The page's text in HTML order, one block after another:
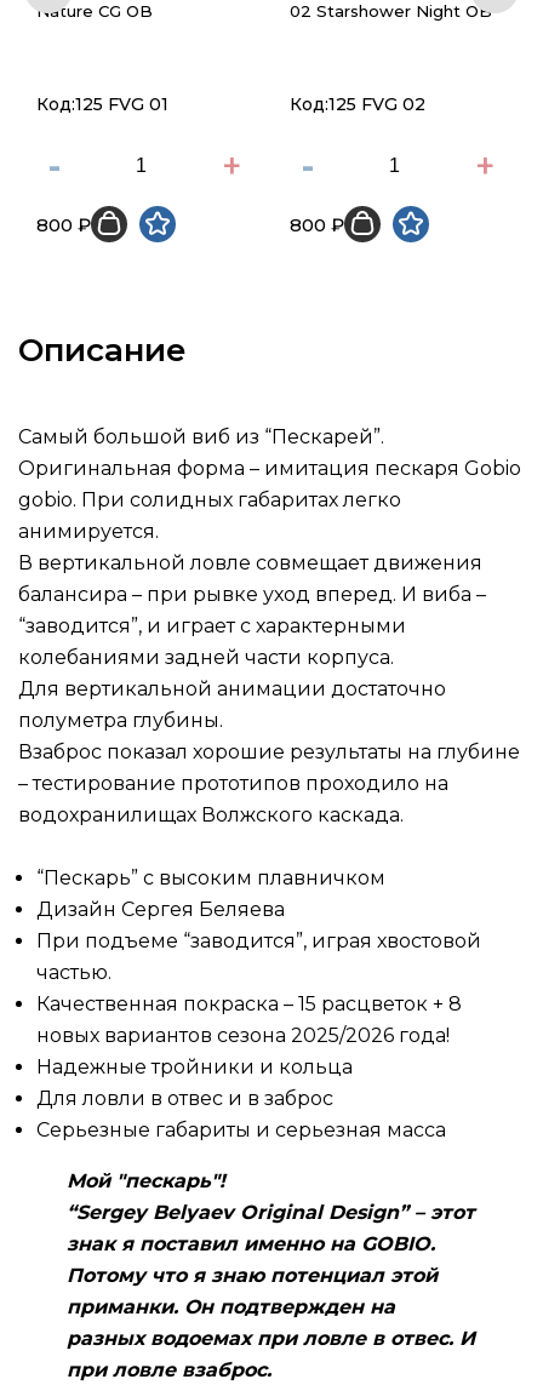
Nature CG OB
Код:125 FVG 01
- +
800 ₽
02 Starshower Night OB
Код:125 FVG 02
- +
800 ₽
Описание
Самый большой виб из “Пескарей”.
Оригинальная форма – имитация пескаря Gobio
gobio. При солидных габаритах легко
анимируется.
В вертикальной ловле совмещает движения
балансира – при рывке уход вперед. И виба –
“заводится”, и играет с характерными
колебаниями задней части корпуса.
Для вертикальной анимации достаточно
полуметра глубины.
Взаброс показал хорошие результаты на глубине
– тестирование прототипов проходило на
водохранилищах Волжского каскада.
“Пескарь” с высоким плавничком
Дизайн Сергея Беляева
При подъеме “заводится”, играя хвостовой
частью.
Качественная покраска – 15 расцветок + 8
новых вариантов сезона 2025/2026 года!
Надежные тройники и кольца
Для ловли в отвес и в заброс
Серьезные габариты и серьезная масса
Мой "пескарь"!
“Sergey Belyaev Original Design” – этот
знак я поставил именно на GOBIO.
Потому что я знаю потенциал этой
приманки. Он подтвержден на
разных водоемах при ловле в отвес. И
при ловле взаброс.